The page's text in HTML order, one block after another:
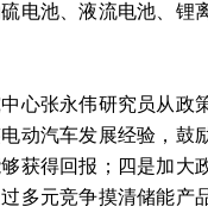
池、液流电池、锂离
张永伟研究员从政策
动汽车发展经验，鼓
获得回报；四是加大
多元竞争摸清储能产